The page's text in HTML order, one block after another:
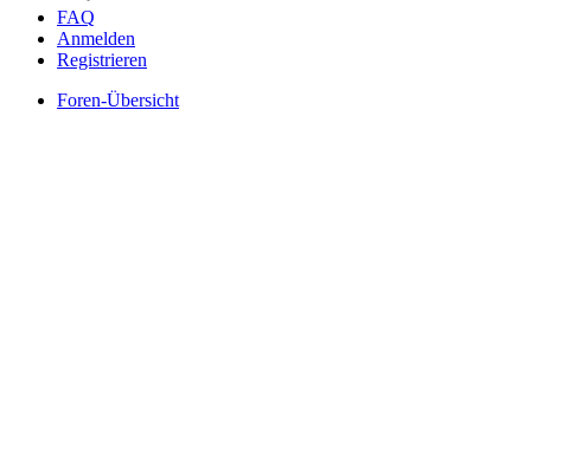
FAQ
Anmelden
Registrieren
Foren-Übersicht